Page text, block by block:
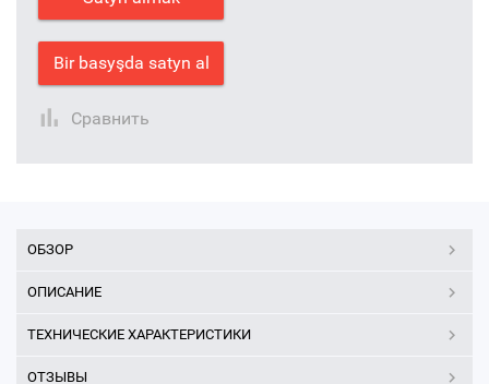
Bir basyşda satyn al
Сравнить
ОБЗОР
ОПИСАНИЕ
ТЕХНИЧЕСКИЕ ХАРАКТЕРИСТИКИ
ОТЗЫВЫ